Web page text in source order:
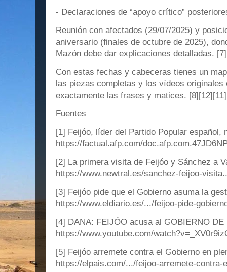
- Declaraciones de “apoyo crítico”
Reunión con afectados (29/07/2025) y
aniversario (finales de octubre de 2025),
Mazón debe dar explicaciones detalladas.
Con estas fechas y cabeceras tienes un
las piezas completas y los vídeos
exactamente las frases y matices. [8][12][11]
Fuentes
[1] Feijóo, líder del Partido Popular español,
https://factual.afp.com/
[2] La primera visita de Feijóo y Sánchez a
https://www.newtral.es/sanchez-feijoo-
[3] Feijóo pide que el Gobierno asuma la
https://www.eldiario.es/.../feijoo-pide-
[4] DANA: FEIJÓO acusa al GOBIERNO DE
https://www.youtube.com/
[5] Feijóo arremete contra el Gobierno en
https://elpais.com/.../feijoo-arremete-contra-